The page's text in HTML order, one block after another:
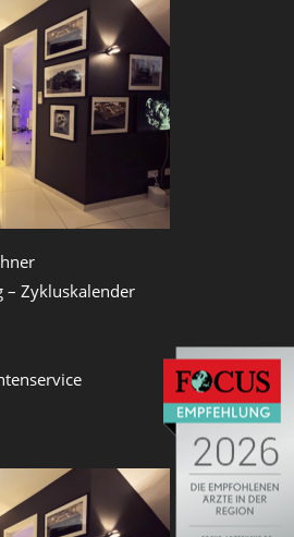
– Zykluskalender